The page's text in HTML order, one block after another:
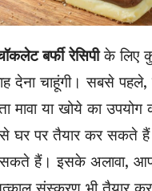
बर्फी रेसिपीके लिए
देना चाहूंगी। सबसे पहले,
मावा या खोये का
घर पर तैयार कर सकते हैं
सकते हैं। इसके अलावा,